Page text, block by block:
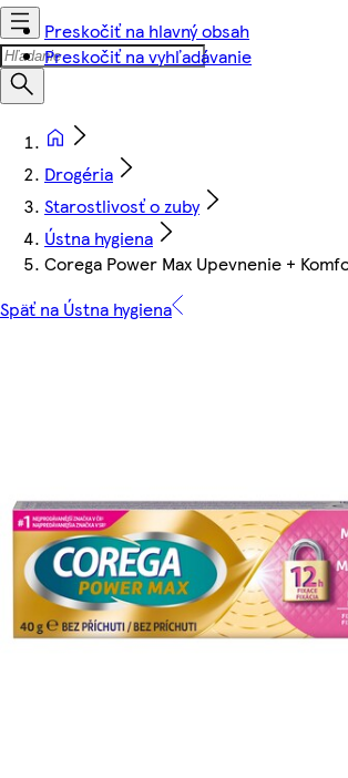
Preskočiť na hlavný obsah
Preskočiť na vyhľadávanie
Drogéria
Starostlivosť o zuby
Ústna hygiena
Corega Power Max Upevnenie +
Späť na Ústna hygiena